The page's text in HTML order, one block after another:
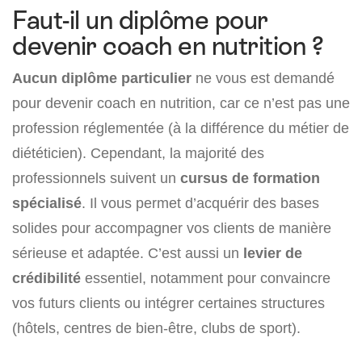
Faut-il un diplôme pour
devenir coach en nutrition ?
Aucun diplôme particulier ne vous est demandé
pour devenir coach en nutrition, car ce n’est pas une
profession réglementée (à la différence du métier de
diététicien). Cependant, la majorité des
professionnels suivent un cursus de formation
spécialisé. Il vous permet d’acquérir des bases
solides pour accompagner vos clients de manière
sérieuse et adaptée. C’est aussi un levier de
crédibilité essentiel, notamment pour convaincre
vos futurs clients ou intégrer certaines structures
(hôtels, centres de bien-être, clubs de sport).